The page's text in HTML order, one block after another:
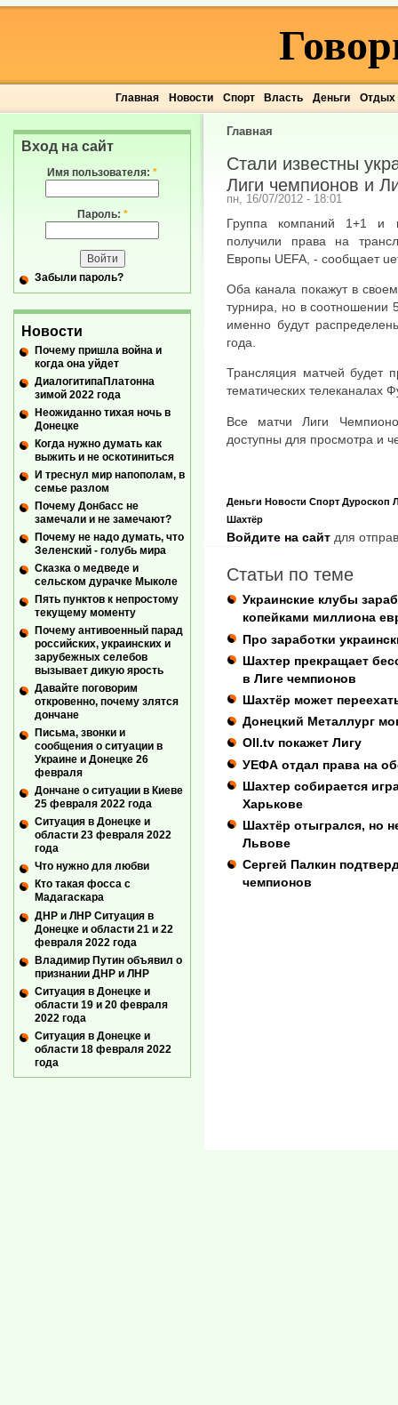
Главная Новости Спорт Власть Деньги Отдых
Главная
Стали известны
Лиги чемпионов и
пн, 16/07/2012 - 18:01
Группа компаний 1+1 и
получили права на
Европы UEFA, - сообщает
Оба канала покажут в
турнира, но в
именно будут
года.
Трансляция матчей будет
тематических телеканалах
Все матчи Лиги
доступны для просмотра и
Деньги Новости Спорт Дуроскоп
Шахтёр
Войдите на сайт для
Статьи по теме
Украинские клубы
копейками миллиона
Про заработки
Шахтер прекращает
в Лиге чемпионов
Шахтёр может
Донецкий Металлург
Oll.tv покажет Лигу
УЕФА отдал права на
Шахтер собирается
Харькове
Шахтёр отыгрался, но
Львове
Сергей Палкин
чемпионов
Вход на сайт
Имя пользователя: *
Пароль: *
Забыли пароль?
Новости
Почему пришла война и
когда она уйдет
ДиалогитипаПлатонна
зимой 2022 года
Неожиданно тихая ночь в
Донецке
Когда нужно думать как
выжить и не оскотиниться
И треснул мир напополам, в
семье разлом
Почему Донбасс не
замечали и не замечают?
Почему не надо думать, что
Зеленский - голубь мира
Сказка о медведе и
сельском дурачке Мыколе
Пять пунктов к непростому
текущему моменту
Почему антивоенный парад
российских, украинских и
зарубежных селебов
вызывает дикую ярость
Давайте поговорим
откровенно, почему злятся
дончане
Письма, звонки и
сообщения о ситуации в
Украине и Донецке 26
февраля
Дончане о ситуации в Киеве
25 февраля 2022 года
Ситуация в Донецке и
области 23 февраля 2022
года
Что нужно для любви
Кто такая фосса с
Мадагаскара
ДНР и ЛНР Ситуация в
Донецке и области 21 и 22
февраля 2022 года
Владимир Путин объявил о
признании ДНР и ЛНР
Ситуация в Донецке и
области 19 и 20 февраля
2022 года
Ситуация в Донецке и
области 18 февраля 2022
года